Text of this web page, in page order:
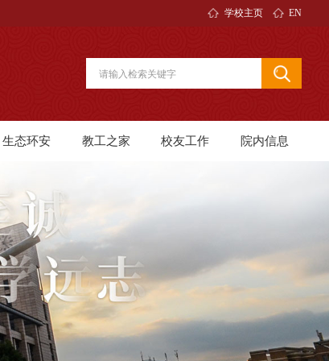
学校主页 EN
生态环安 教工之家 校友工作 院内信息